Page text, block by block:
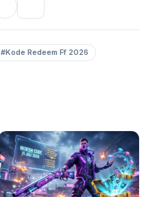
#Kode Redeem Ff 2026